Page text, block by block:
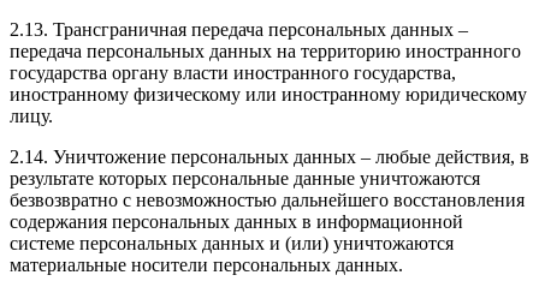
2.13. Трансграничная передача персональных данных –
передача персональных данных на территорию иностранного
государства органу власти иностранного государства,
иностранному физическому или иностранному юридическому
лицу.
2.14. Уничтожение персональных данных – любые действия, в
результате которых персональные данные уничтожаются
безвозвратно с невозможностью дальнейшего восстановления
содержания персональных данных в информационной
системе персональных данных и (или) уничтожаются
материальные носители персональных данных.